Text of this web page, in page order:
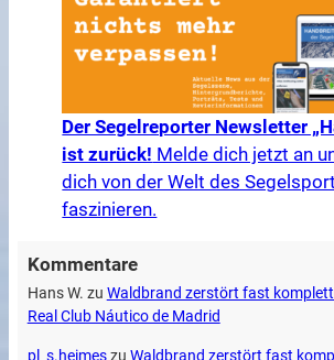
Der Segelreporter Newsletter
ist zurück! Melde dich jetzt an
dich von der Welt des
faszinieren.
Kommentare
Hans W. zu Waldbrand zerstört fast
Real Club Náutico de Madrid
pl_s.heimeszu Waldbrand zerstört fast